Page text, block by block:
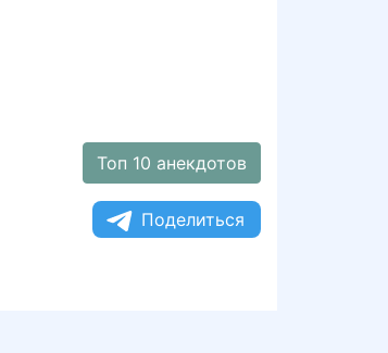
Топ 10 анекдотов
Поделиться